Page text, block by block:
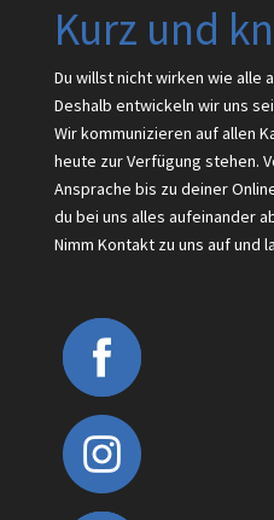
Kurz und
Du willst nicht wirken wie alle
Deshalb entwickeln wir uns
Wir kommunizieren auf allen
heute zur Verfügung stehen.
Ansprache bis zu deiner
du bei uns alles aufeinander
Nimm Kontakt zu uns auf und